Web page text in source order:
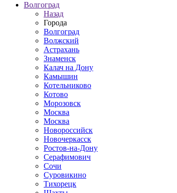
Волгоград
Назад
Города
Волгоград
Волжский
Астрахань
Знаменск
Калач на Дону
Камышин
Котельниково
Котово
Морозовск
Москва
Москва
Новороссийск
Новочеркасск
Ростов-на-Дону
Серафимович
Сочи
Суровикино
Тихорецк